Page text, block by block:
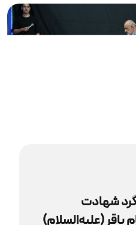
شهادت
(علیه‌السلام)